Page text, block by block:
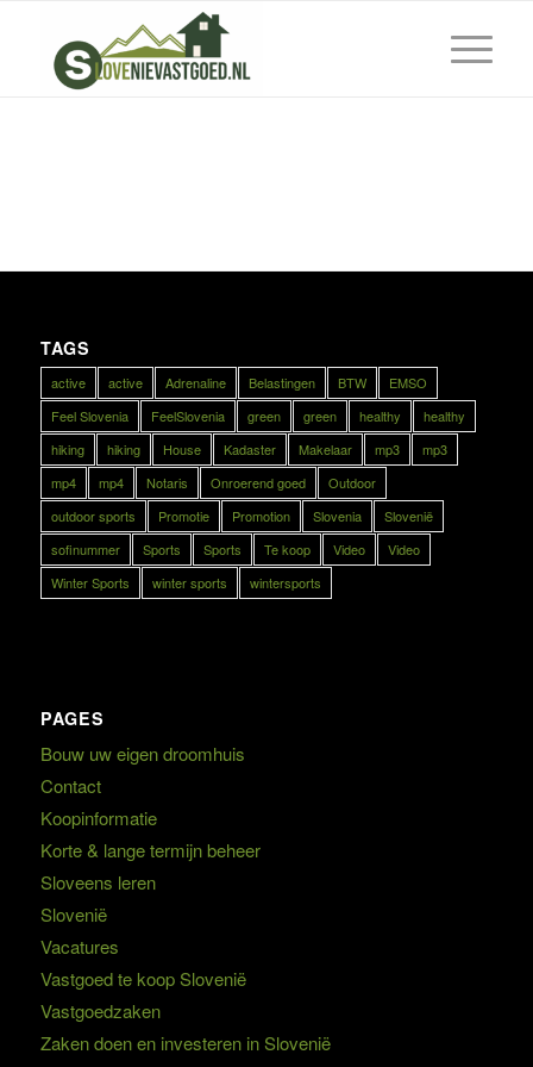
TAGS
active active Adrenaline Belastingen BTW
EMSO
Feel Slovenia
FeelSlovenia green green healthy
healthy
hiking
hiking House Kadaster Makelaar mp3
mp3
mp4
mp4 Notaris Onroerend goed
Outdoor
outdoor sports
Promotie Promotion Slovenia
Slovenië
sofinummer
Sports Sports Te koop Video
Video
Winter Sports
winter sports wintersports
PAGES
Bouw uw eigen droomhuis
Contact
Koopinformatie
Korte & lange termijn beheer
Sloveens leren
Slovenië
Vacatures
Vastgoed te koop Slovenië
Vastgoedzaken
Zaken doen en investeren in Slovenië